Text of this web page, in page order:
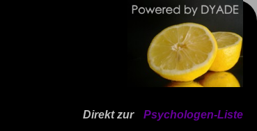
Direkt zur Psychologen-Liste